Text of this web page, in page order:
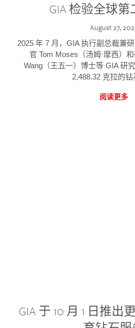
GIA 检验全球
August 27,
2025 年 7 月，GIA 执行副总裁兼
官 Tom Moses（汤姆·摩西）
Wang（王五一）博士等 GIA 研
2,488.32 克拉的钻
阅读更多
GIA 于 10 月 1 日推出